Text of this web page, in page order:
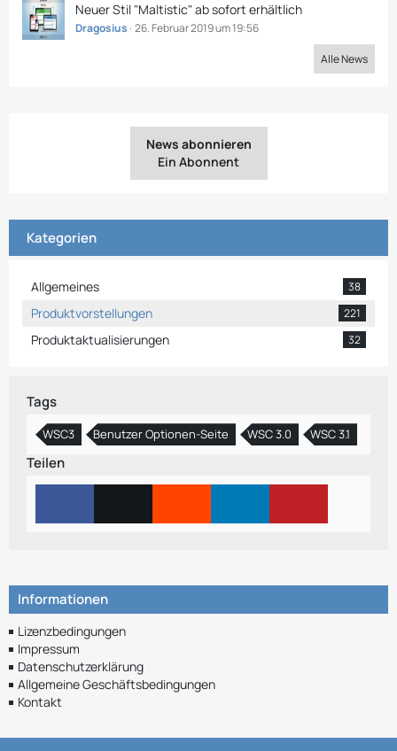
Neuer Stil "Maltistic" ab sofort erhältlich
Dragosius 26. Februar 2019 um 19:56
Alle News
News abonnieren
Ein Abonnent
Kategorien
Allgemeines 38
Produktvorstellungen 221
Produktaktualisierungen 32
Tags
WSC3 Benutzer Optionen-Seite WSC 3.0 WSC 3.1
Teilen
Informationen
Lizenzbedingungen
Impressum
Datenschutzerklärung
Allgemeine Geschäftsbedingungen
Kontakt